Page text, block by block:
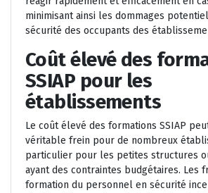
minimisant ainsi les dommages
sécurité des occupants des
Coût élevé des
SSIAP pour les
établissements
Le coût élevé des formations SSIAP
véritable frein pour de nombreux
particulier pour les petites structures
ayant des contraintes budgétaires. Les
formation du personnel en sécurité